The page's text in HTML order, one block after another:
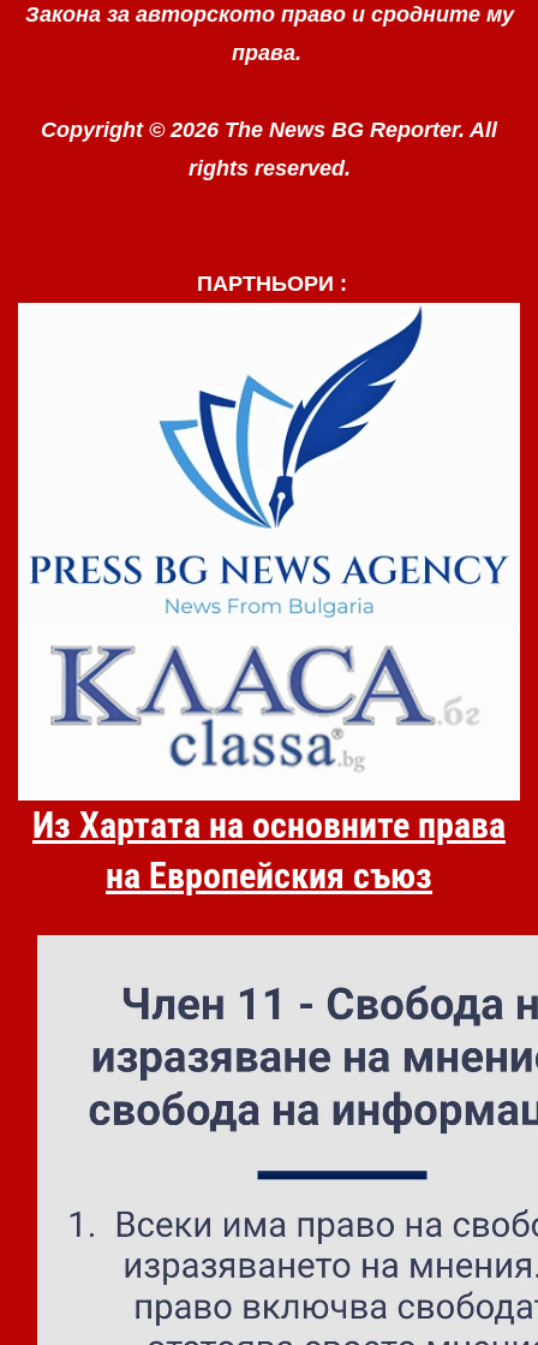
Закона за авторското право и сродните му
права.
Copyright © 2026 The News BG Reporter. All
rights reserved.
ПАРТНЬОРИ :
Из Хартата на основните права
на Европейския съюз